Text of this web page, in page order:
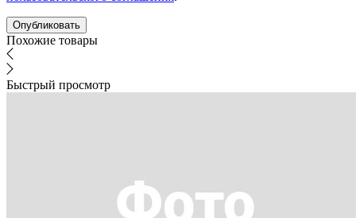
Похожие товары
Быстрый просмотр